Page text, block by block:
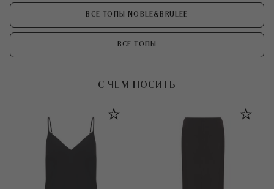
ВСЕ ТОПЫ NOBLE&BRULEE
ВСЕ ТОПЫ
С ЧЕМ НОСИТЬ